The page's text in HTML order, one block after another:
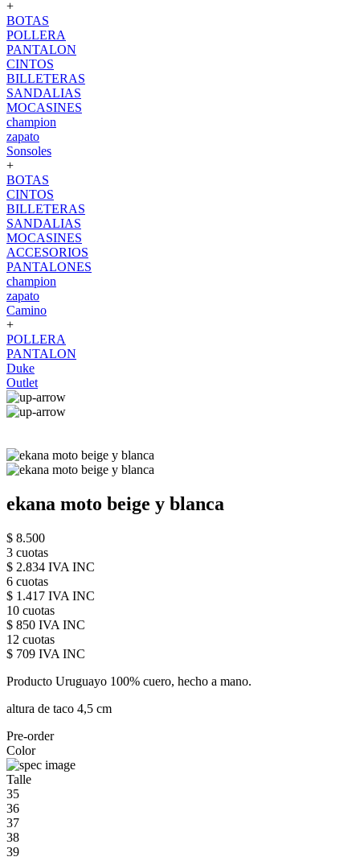
+
BOTAS
POLLERA
PANTALON
CINTOS
BILLETERAS
SANDALIAS
MOCASINES
champion
zapato
Sonsoles
+
BOTAS
CINTOS
BILLETERAS
SANDALIAS
MOCASINES
ACCESORIOS
PANTALONES
champion
zapato
Camino
+
POLLERA
PANTALON
Duke
Outlet
ekana moto beige y blanca
$ 8.500
3 cuotas
$ 2.834 IVA INC
6 cuotas
$ 1.417 IVA INC
10 cuotas
$ 850 IVA INC
12 cuotas
$ 709 IVA INC
Producto Uruguayo 100% cuero, hecho a mano.
altura de taco 4,5 cm
Pre-order
Color
Talle
35
36
37
38
39